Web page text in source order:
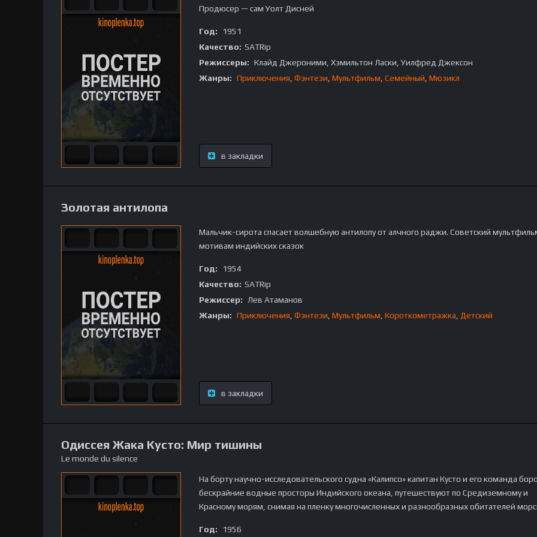
Продюсер — сам Уолт Дисней
Год:
1951
Качество: SATRip
Режиссеры: Клайд Джероними, Хэмильтон Ласки, Уилфред Джексон
Жанры: Приключения Фэнтези Мультфильм Семейный Мюзикл
в закладки
Золотая антилопа
Мальчик-сирота спасает волшебную антилопу от алчного раджи. Советский
мотивам индийских сказок
Год:
1954
Качество: SATRip
Режиссер:
Лев Атаманов
Жанры: Приключения Фэнтези Мультфильм Короткометражка Детский
в закладки
Одиссея Жака Кусто: Мир тишины
Le monde du silence
На борту научно-исследовательского судна «Калипсо» капитан Кусто и его команда
бескрайние водные просторы Индийского океана, путешествуют по Средиземному и
Красному морям, снимая на пленку многочисленных и разнообразных обитателей
Год:
1956